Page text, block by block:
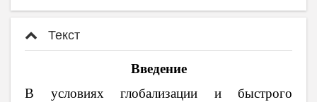
Текст
Введение
В условиях глобализации и быстрого